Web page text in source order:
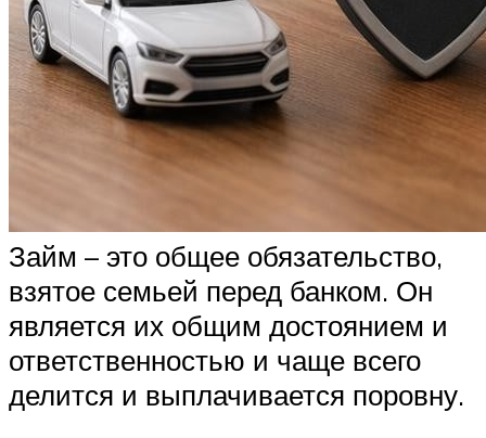
Займ – это общее обязательство,
взятое семьей перед банком. Он
является их общим достоянием и
ответственностью и чаще всего
делится и выплачивается поровну.